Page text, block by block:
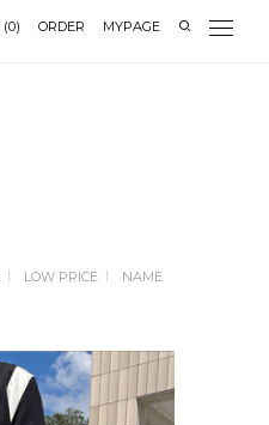
(0) ORDER MYPAGE
LOW PRICE NAME